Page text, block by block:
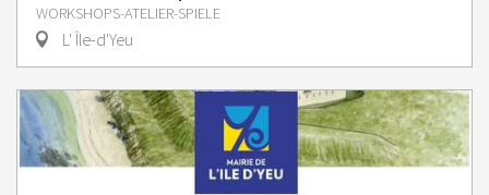
WORKSHOPS-ATELIER-SPIELE
L' Île-d'Yeu